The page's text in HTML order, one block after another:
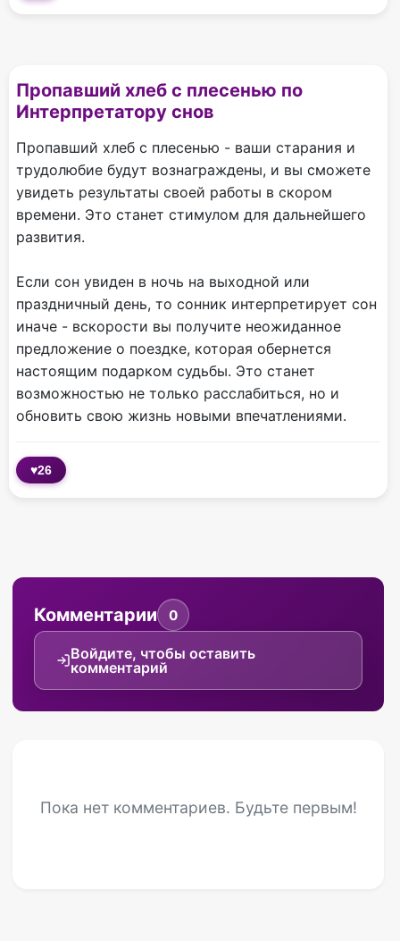
Пропавший хлеб с плесенью по
Интерпретатору снов
Пропавший хлеб с плесенью - ваши старания и
трудолюбие будут вознаграждены, и вы сможете
увидеть результаты своей работы в скором
времени. Это станет стимулом для дальнейшего
развития.
Если сон увиден в ночь на выходной или
праздничный день, то сонник интерпретирует сон
иначе - вскорости вы получите неожиданное
предложение о поездке, которая обернется
настоящим подарком судьбы. Это станет
возможностью не только расслабиться, но и
обновить свою жизнь новыми впечатлениями.
♥26
Комментарии 0
Войдите, чтобы оставить
комментарий
Пока нет комментариев. Будьте первым!